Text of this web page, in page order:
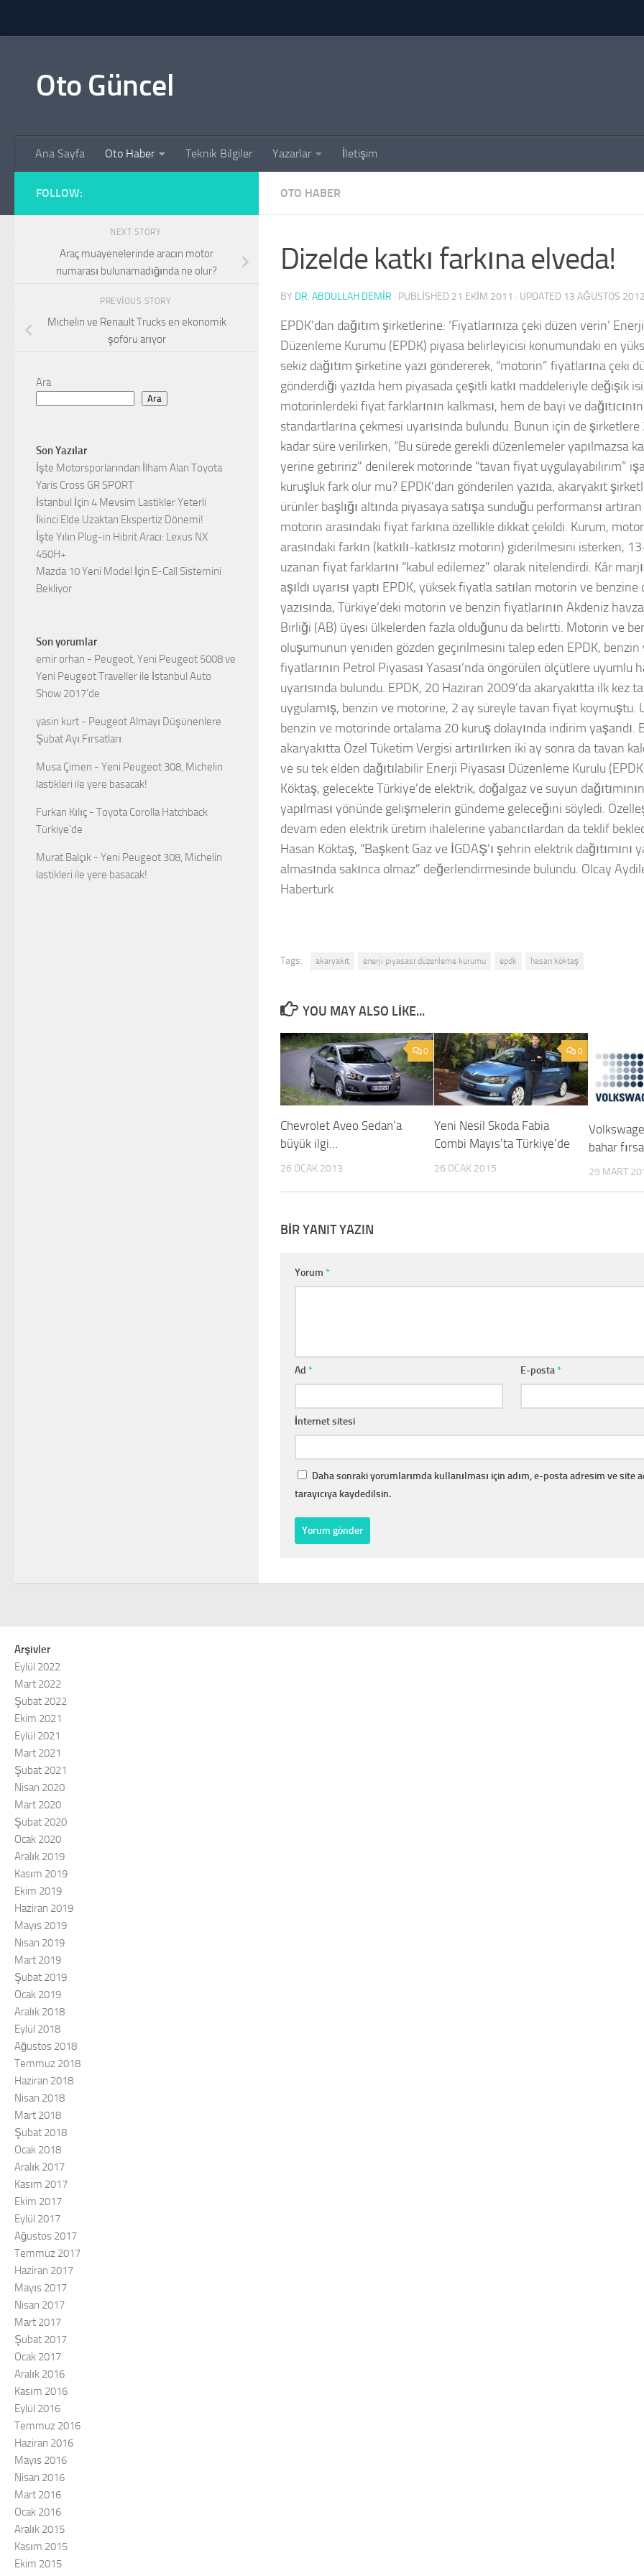
Oto Güncel
Ana Sayfa Oto Haber Teknik Bilgiler Yazarlar İletişim
OTO HABER
Dizelde katkı farkına elveda!
BY DR. ABDULLAH DEMİR · PUBLISHED 21 EKIM 2011 · UPDATED 13 AĞUSTOS 2012
EPDK’dan dağıtım şirketlerine: ‘Fiyatlarınıza çeki düzen verin’
Düzenleme Kurumu (EPDK) piyasa belirleyicisi konumundaki en
sekiz dağıtım şirketine yazı göndererek, “motorin” fiyatlarına çeki
gönderdiği yazıda hem piyasada çeşitli katkı maddeleriyle değişik
motorinlerdeki fiyat farklarının kalkması, hem de bayi ve
standartlarına çekmesi uyarısında bulundu. Bunun için de
kadar süre verilirken, “Bu sürede gerekli düzenlemeler yapılmazsa
yerine getiririz” denilerek motorinde “tavan fiyat uygulayabilirim”
kuruşluk fark olur mu? EPDK’dan gönderilen yazıda, akaryakıt
ürünler başlığı altında piyasaya satışa sunduğu performansı
motorin arasındaki fiyat farkına özellikle dikkat çekildi. Kurum,
arasındaki farkın (katkılı-katkısız motorin) giderilmesini isterken,
uzanan fiyat farklarını “kabul edilemez” olarak nitelendirdi. Kâr
aşıldı uyarısı yaptı EPDK, yüksek fiyatla satılan motorin ve benzine
yazısında, Türkiye’deki motorin ve benzin fiyatlarının Akdeniz
Birliği (AB) üyesi ülkelerden fazla olduğunu da belirtti. Motorin ve
oluşumunun yeniden gözden geçirilmesini talep eden EPDK,
fiyatlarının Petrol Piyasası Yasası’nda öngörülen ölçütlere uyumlu
uyarısında bulundu. EPDK, 20 Haziran 2009’da akaryakıtta ilk kez
uygulamış, benzin ve motorine, 2 ay süreyle tavan fiyat koymuştu.
benzin ve motorinde ortalama 20 kuruş dolayında indirim yaşandı.
akaryakıtta Özel Tüketim Vergisi artırılırken iki ay sonra da tavan
ve su tek elden dağıtılabilir Enerji Piyasası Düzenleme Kurulu
Köktaş, gelecekte Türkiye’de elektrik, doğalgaz ve suyun
yapılması yönünde gelişmelerin gündeme geleceğini söyledi.
devam eden elektrik üretim ihalelerine yabancılardan da teklif
Hasan Köktaş, “Başkent Gaz ve İGDAŞ’ı şehrin elektrik dağıtımını
almasında sakınca olmaz” değerlendirmesinde bulundu. Olcay
Haberturk
Tags: akaryakıt enerji piyasası düzenleme kurumu epdk hasan köktaş
YOU MAY ALSO LIKE...
0
Chevrolet Aveo Sedan’a
büyük ilgi…
26 OCAK 2013
0
Yeni Nesil Skoda Fabia
Combi Mayıs’ta Türkiye’de
26 OCAK 2015
bahar
29 MART
BIR YANIT YAZIN
Yorum *
Ad * E-posta*
İnternet sitesi
Daha sonraki yorumlarımda kullanılması için adım, e-posta adresim ve site
tarayıcıya kaydedilsin.
FOLLOW:
NEXT STORY
Araç muayenelerinde aracın motor
numarası bulunamadığında ne olur?
PREVIOUS STORY
Michelin ve Renault Trucks en ekonomik
şoförü arıyor
Ara
Ara
Son Yazılar
İşte Motorsporlarından İlham Alan Toyota
Yaris Cross GR SPORT
İstanbul İçin 4 Mevsim Lastikler Yeterli
İkinci Elde Uzaktan Ekspertiz Dönemi!
İşte Yılın Plug-in Hibrit Aracı: Lexus NX
450H+
Mazda 10 Yeni Model İçin E-Call Sistemini
Bekliyor
Son yorumlar
emir orhan - Peugeot, Yeni Peugeot 5008 ve
Yeni Peugeot Traveller ile İstanbul Auto
Show 2017’de
yasin kurt - Peugeot Almayı Düşünenlere
Şubat Ayı Fırsatları
Musa Çimen - Yeni Peugeot 308, Michelin
lastikleri ile yere basacak!
Furkan Kılıç - Toyota Corolla Hatchback
Türkiye’de
Murat Balçık - Yeni Peugeot 308, Michelin
lastikleri ile yere basacak!
Arşivler
Eylül 2022
Mart 2022
Şubat 2022
Ekim 2021
Eylül 2021
Mart 2021
Şubat 2021
Nisan 2020
Mart 2020
Şubat 2020
Ocak 2020
Aralık 2019
Kasım 2019
Ekim 2019
Haziran 2019
Mayıs 2019
Nisan 2019
Mart 2019
Şubat 2019
Ocak 2019
Aralık 2018
Eylül 2018
Ağustos 2018
Temmuz 2018
Haziran 2018
Nisan 2018
Mart 2018
Şubat 2018
Ocak 2018
Aralık 2017
Kasım 2017
Ekim 2017
Eylül 2017
Ağustos 2017
Temmuz 2017
Haziran 2017
Mayıs 2017
Nisan 2017
Mart 2017
Şubat 2017
Ocak 2017
Aralık 2016
Kasım 2016
Eylül 2016
Temmuz 2016
Haziran 2016
Mayıs 2016
Nisan 2016
Mart 2016
Ocak 2016
Aralık 2015
Kasım 2015
Ekim 2015